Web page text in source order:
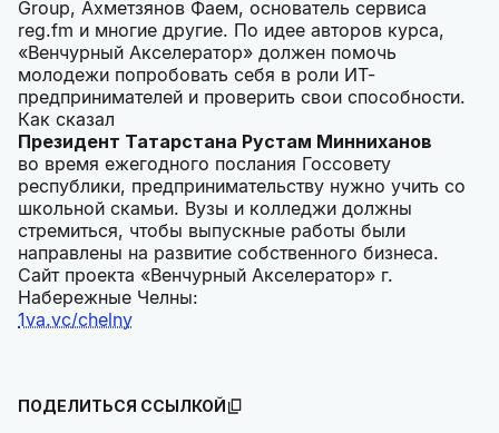
Group, Ахметзянов Фаем, основатель сервиса
reg.fm и многие другие. По идее авторов курса,
«Венчурный Акселератор» должен помочь
молодежи попробовать себя в роли ИТ-
предпринимателей и проверить свои способности.
Как сказал
Президент Татарстана Рустам Минниханов
во время ежегодного послания Госсовету
республики, предпринимательству нужно учить со
школьной скамьи. Вузы и колледжи должны
стремиться, чтобы выпускные работы были
направлены на развитие собственного бизнеса.
Сайт проекта «Венчурный Акселератор» г.
Набережные Челны:
1va.vc/chelny
ПОДЕЛИТЬСЯ ССЫЛКОЙ